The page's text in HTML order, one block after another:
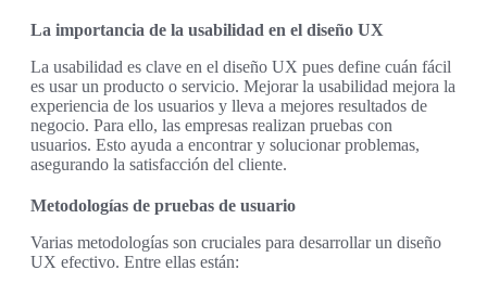
La importancia de la usabilidad en el diseño UX
La usabilidad es clave en el diseño UX pues define cuán fácil
es usar un producto o servicio. Mejorar la usabilidad mejora la
experiencia de los usuarios y lleva a mejores resultados de
negocio. Para ello, las empresas realizan pruebas con
usuarios. Esto ayuda a encontrar y solucionar problemas,
asegurando la satisfacción del cliente.
Metodologías de pruebas de usuario
Varias metodologías son cruciales para desarrollar un diseño
UX efectivo. Entre ellas están: